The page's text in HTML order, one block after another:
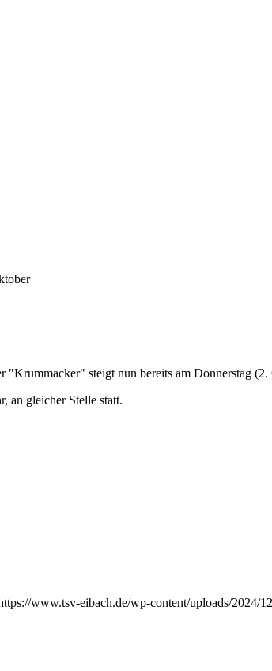
steigt nun bereits am Donnerstag
an gleicher Stelle statt.
www.tsv-eibach.de/wp-content/uploads/2024/